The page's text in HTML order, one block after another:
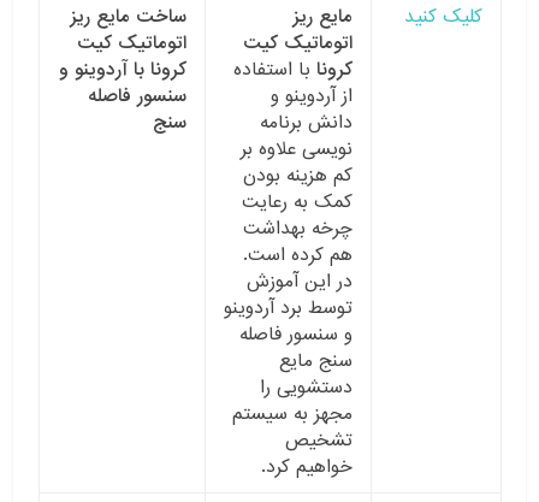
کلیک کنید
مایع ریز
اتوماتیک کیت
کرونا با استفاده
از آردوینو و
دانش برنامه
نویسی علاوه بر
کم هزینه بودن
کمک به رعایت
چرخه بهداشت
هم کرده است.
در این آموزش
توسط برد آردوینو
و سنسور فاصله
سنج مایع
دستشویی را
مجهز به سیستم
تشخیص
خواهیم کرد.
ساخت مایع ریز
اتوماتیک کیت
کرونا با آردوینو و
سنسور فاصله
سنج